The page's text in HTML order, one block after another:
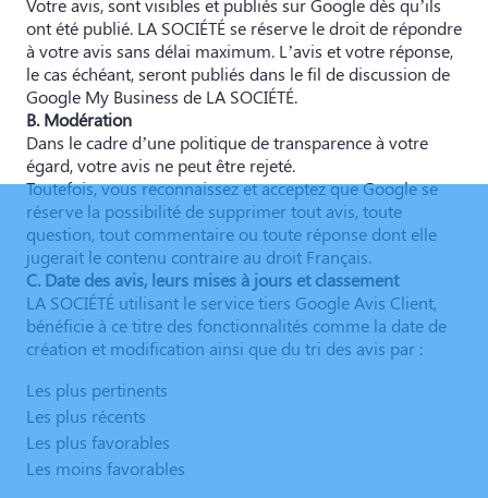
Votre avis, sont visibles et publiés sur Google dès qu’ils
ont été publié. LA SOCIÉTÉ se réserve le droit de répondre
à votre avis sans délai maximum. L’avis et votre réponse,
le cas échéant, seront publiés dans le fil de discussion de
Google My Business de LA SOCIÉTÉ.
B. Modération
Dans le cadre d’une politique de transparence à votre
égard, votre avis ne peut être rejeté.
Toutefois, vous reconnaissez et acceptez que Google se
réserve la possibilité de supprimer tout avis, toute
question, tout commentaire ou toute réponse dont elle
jugerait le contenu contraire au droit Français.
C. Date des avis, leurs mises à jours et classement
LA SOCIÉTÉ utilisant le service tiers Google Avis Client,
bénéficie à ce titre des fonctionnalités comme la date de
création et modification ainsi que du tri des avis par :
Les plus pertinents
Les plus récents
Les plus favorables
Les moins favorables